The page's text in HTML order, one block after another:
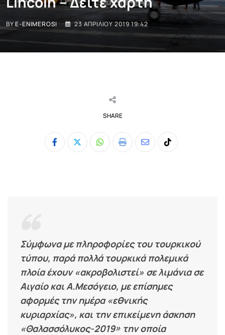
BYE-ENIMEROSI 23 ΑΠΡΙΛΊΟΥ 2019 19:42
SHARE
Whatsapp
Print
ShareTiktok
Σύμφωνα με πληροφορίες του τουρκικού
τύπου, παρά πολλά τουρκικά πολεμικά
πλοία έχουν «ακροβολιστεί» σε λιμάνια σε
Αιγαίο και Α.Μεσόγειο, με επίσημες
αφορμές την ημέρα «εθνικής
κυριαρχίας», και την επικείμενη άσκηση
«Θαλασσόλυκος-2019» την οποία